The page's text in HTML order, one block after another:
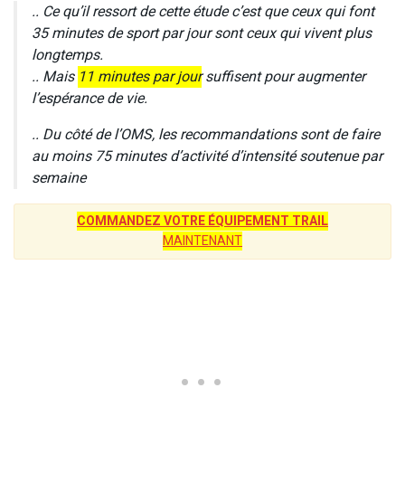
.. Ce qu’il ressort de cette étude c’est que ceux qui font
35 minutes de sport par jour sont ceux qui vivent plus
longtemps.
.. Mais 11 minutes par joursuffisent pour augmenter
l’espérance de vie.
.. Du côté de l’OMS, les recommandations sont de faire
au moins 75 minutes d’activité d’intensité soutenue par
semaine
COMMANDEZ VOTRE ÉQUIPEMENT TRAIL
MAINTENANT